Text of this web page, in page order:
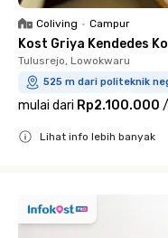
Coliving • Campur
Kost Griya Kendedes
Tulusrejo, Lowokwaru
525 m dari politeknik
mulai dari Rp2.100.000 /
Lihat info lebih banyak